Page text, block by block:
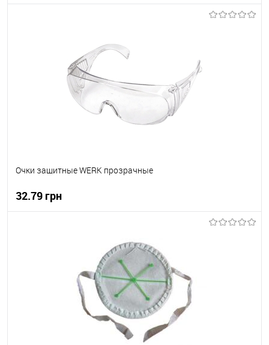
Очки защитные WERK прозрачные
32.79 грн
В наявності